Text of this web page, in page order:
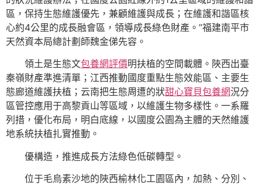
區，保持生態維護優先，兼顧維護與成長；在維護和諧區核
心約4公里的成長融會區，領導成長綠色財產。”福建南平市
天然資本局總計劃師魏金俤先容。
領土是生態文包養網評價明扶植的空間載體。陜西出臺
秦嶺財產準進清單；江西推動國度重點生態效能區、主要生
態廊道維護扶植；云南把生態周遭的狀甜心寶貝包養網況分
區管控應用于高黎貢山等區域，以維護生物多樣性。一系羅
列措，優化布局，明白底線，以國度公園為主體的天然維護
地系統扶植扎實推動。
優構造，推進成長方法綠色低碳轉型。
位于毛烏素沙地的陜西榆林化工園區內，加熱、分別、